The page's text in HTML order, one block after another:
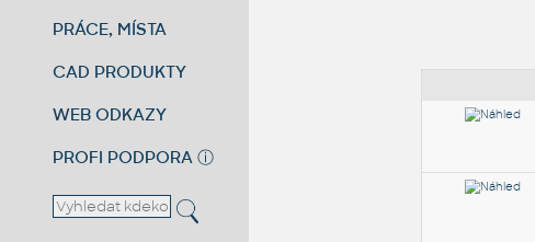
PRÁCE, MÍSTA
CAD PRODUKTY
WEB ODKAZY
PROFI PODPORA ⓘ